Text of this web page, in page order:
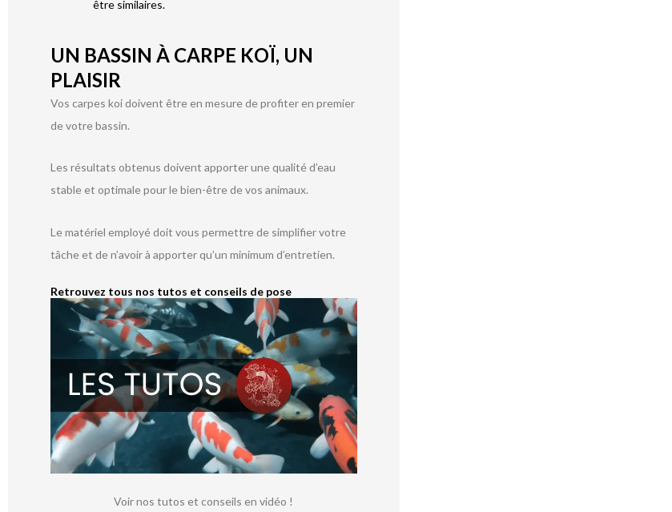
être similaires.
UN BASSIN À CARPE KOÏ, UN
PLAISIR
Vos carpes koi doivent être en mesure de profiter en premier
de votre bassin.
Les résultats obtenus doivent apporter une qualité d’eau
stable et optimale pour le bien-être de vos animaux.
Le matériel employé doit vous permettre de simplifier votre
tâche et de n’avoir à apporter qu’un minimum d’entretien.
Retrouvez tous nos tutos et conseils de pose
Voir nos tutos et conseils en vidéo !